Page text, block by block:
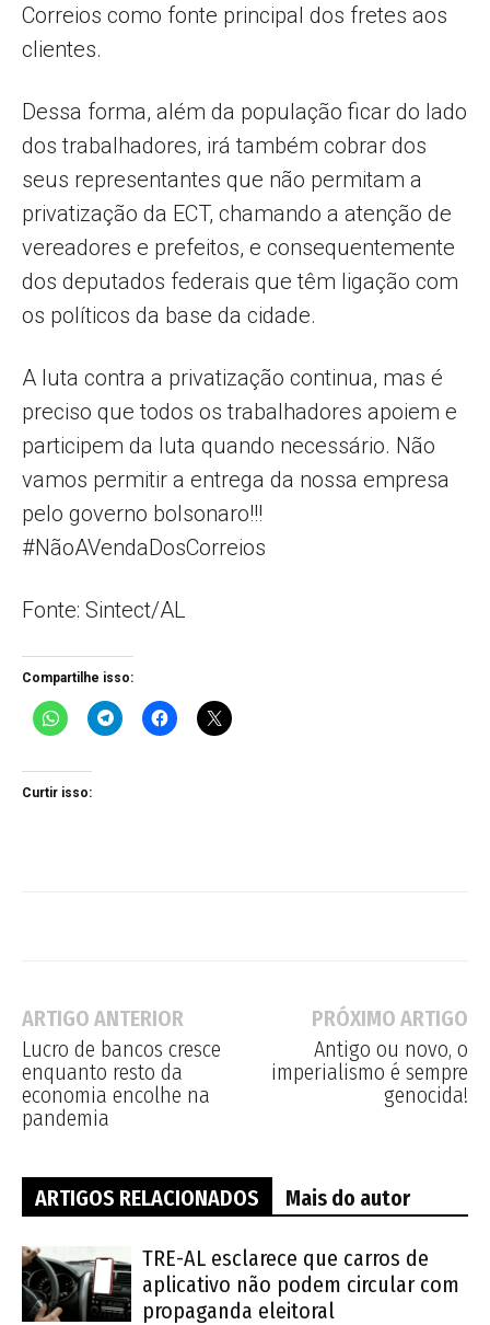
Correios como fonte principal dos fretes aos
clientes.
Dessa forma, além da população ficar do lado
dos trabalhadores, irá também cobrar dos
seus representantes que não permitam a
privatização da ECT, chamando a atenção de
vereadores e prefeitos, e consequentemente
dos deputados federais que têm ligação com
os políticos da base da cidade.
A luta contra a privatização continua, mas é
preciso que todos os trabalhadores apoiem e
participem da luta quando necessário. Não
vamos permitir a entrega da nossa empresa
pelo governo bolsonaro!!!
#NãoAVendaDosCorreios
Fonte: Sintect/AL
Compartilhe isso:
Curtir isso:
ARTIGO ANTERIOR
Lucro de bancos cresce
enquanto resto da
economia encolhe na
pandemia
PRÓXIMO ARTIGO
Antigo ou novo, o
imperialismo é sempre
genocida!
ARTIGOS RELACIONADOS Mais do autor
TRE-AL esclarece que carros de
aplicativo não podem circular com
propaganda eleitoral